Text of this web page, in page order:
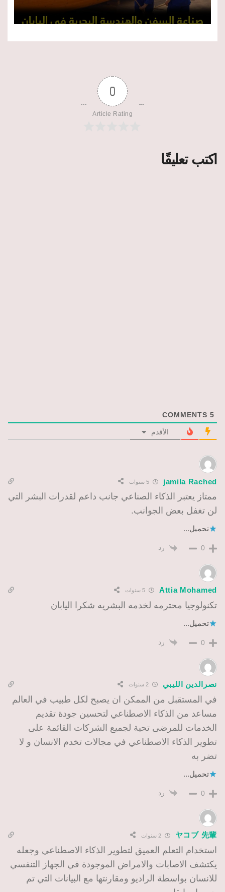
0
Article Rating
اكتب تعليقًا
5
الأقدم
jamila Rached 5 سنوات
ممتاز يعتبر الذكاء الصناعي جانب داعم لقدرات البشر التي
لن تغفل بعض الجوانب.
تحميل...
0 رد
Attia Mohamed 5 سنوات
تكنولوجيا محترمه لخدمه البشريه شكرا اليابان
تحميل...
0 رد
نصرالدين الليبي 2 سنوات
في المستقبل من الممكن ان يصبح لكل طبيب في العالم
مساعد من الذكاء الاصطناعي لتحسين جودة تقديم
الخدمات للمرضى تحية لجميع الشركات القائمة على
تطوير الذكاء الاصطناعي في مجالات تخدم الانسان و لا
تضر به
تحميل...
0 رد
ヤコブ 先輩 2 سنوات
استخدام التعلم العميق لتطوير الذكاء الاصطناعي وجعله
يكتشف الاصابات والامراض الموجودة في الجهاز التنفسي
للانسان بواسطة الراديو ومقارنتها مع البيانات التي تم